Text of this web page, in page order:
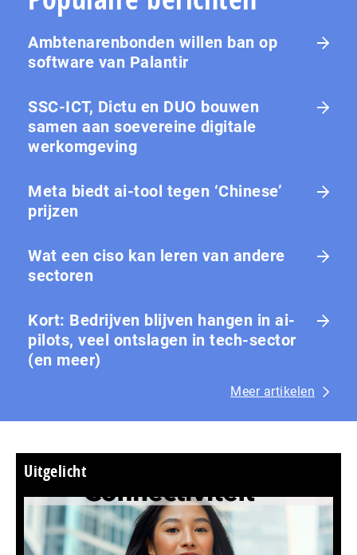
Ambtenarenbonden willen ban op
software van Palantir
SSC-ICT, Dictu en DUO bouwen
samen aan soevereine digitale
werkomgeving
Meta biedt ai-tool tegen ‘Chinese’
prijzen
Wat een ciso kan leren van andere
sectoren
Kort: Bedrijven blijven hangen in ai-
pilots, veel ontslagen in tech-sector
(en meer)
Meer artikelen
Uitgelicht